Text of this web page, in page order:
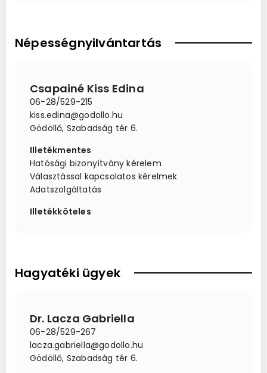
Népességnyilvántartás
Csapainé Kiss Edina
06-28/529-215
kiss.edina@godollo.hu
Gödöllő, Szabadság tér 6.
Illetékmentes
Hatósági bizonyítvány kérelem
Választással kapcsolatos kérelmek
Adatszolgáltatás
Illetékköteles
Hagyatéki ügyek
Dr. Lacza Gabriella
06-28/529-267
lacza.gabriella@godollo.hu
Gödöllő, Szabadság tér 6.